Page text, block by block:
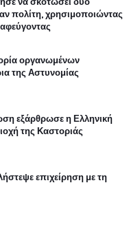
πολίτη, χρησιμοποιώντας
οργανωμένων
της Αστυνομίας
εξάρθρωσε η Ελληνική
της Καστοριάς
επιχείρηση με τη